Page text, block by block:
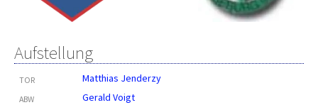
Aufstellung
TOR Matthias Jenderzy
ABW
Gerald Voigt